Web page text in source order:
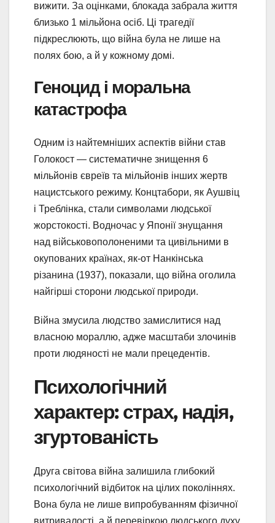
вижити. За оцінками, блокада забрала життя
близько 1 мільйона осіб. Ці трагедії
підкреслюють, що війна була не лише на
полях бою, а й у кожному домі.
Геноцид і моральна
катастрофа
Одним із найтемніших аспектів війни став
Голокост — систематичне знищення 6
мільйонів євреїв та мільйонів інших жертв
нацистського режиму. Концтабори, як Аушвіц
і Треблінка, стали символами людської
жорстокості. Водночас у Японії знущання
над військовополоненими та цивільними в
окупованих країнах, як-от Нанкінська
різанина (1937), показали, що війна оголила
найгірші сторони людської природи.
Війна змусила людство замислитися над
власною мораллю, адже масштаби злочинів
проти людяності не мали прецедентів.
Психологічний
характер: страх, надія,
згуртованість
Друга світова війна залишила глибокий
психологічний відбиток на цілих поколіннях.
Вона була не лише випробуванням фізичної